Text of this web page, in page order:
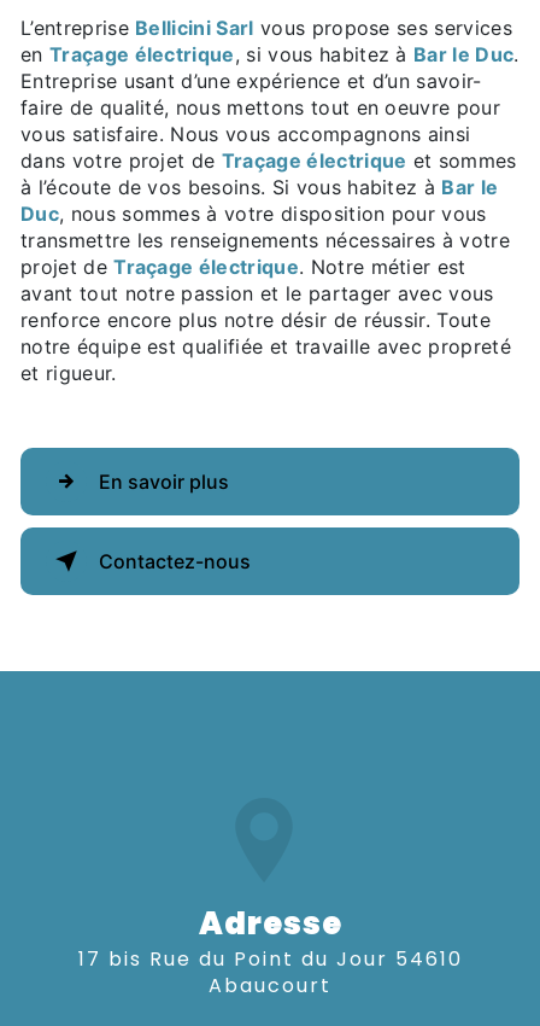
L’entreprise Bellicini Sarl vous propose ses services
en Traçage électrique, si vous habitez à Bar le Duc.
Entreprise usant d’une expérience et d’un savoir-
faire de qualité, nous mettons tout en oeuvre pour
vous satisfaire. Nous vous accompagnons ainsi
dans votre projet de Traçage électrique et sommes
à l’écoute de vos besoins. Si vous habitez à Bar le
Duc, nous sommes à votre disposition pour vous
transmettre les renseignements nécessaires à votre
projet deTraçage électrique. Notre métier est
avant tout notre passion et le partager avec vous
renforce encore plus notre désir de réussir. Toute
notre équipe est qualifiée et travaille avec propreté
et rigueur.
En savoir plus
Contactez-nous
Adresse
17 bis Rue du Point du Jour 54610
Abaucourt